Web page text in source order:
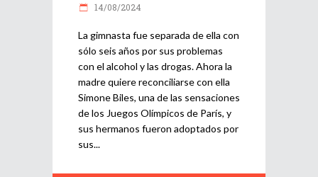
14/08/2024
La gimnasta fue separada de ella con
sólo seis años por sus problemas
con el alcohol y las drogas. Ahora la
madre quiere reconciliarse con ella
Simone Biles, una de las sensaciones
de los Juegos Olímpicos de París, y
sus hermanos fueron adoptados por
sus